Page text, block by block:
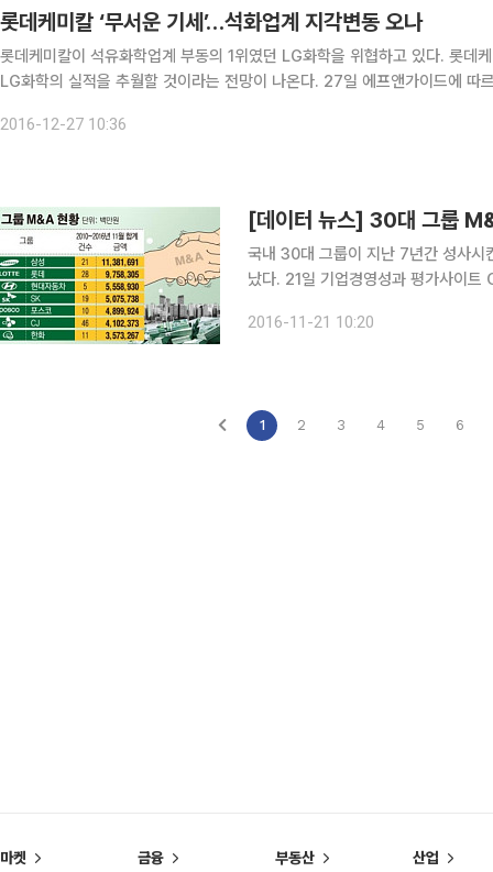
롯데케미칼 ‘무서운 기세’…석화업계 지각변동 오나
롯데케미칼이 석유화학업계 부동의 1위였던 LG화학을 위협하고 있다. 롯데
LG화학의 실적을 추월할 것이라는 전망이 나온다. 27일 에프앤가이드에 따르면 롯데케미칼의 4분기 영업이익 추정치는 5369억 원으로,
2016-12-27 10:36
[데이터 뉴스] 30대 그룹
국내 30대 그룹이 지난 7년간 성사
났다. 21일 기업경영성과 평가사이트 CEO스코어에 따르면, 2010년부터 2016년 11월까지 30대
대 M&A를 이끌어내며 전체 시장의
2016-11-21 10:20
1 2 3 4 5 6
마켓 금융 부동산 산업